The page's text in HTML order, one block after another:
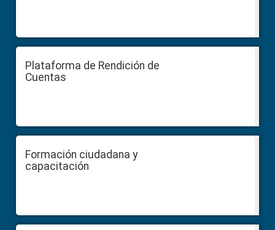
Plataforma de Rendición de
Cuentas
Formación ciudadana y
capacitación